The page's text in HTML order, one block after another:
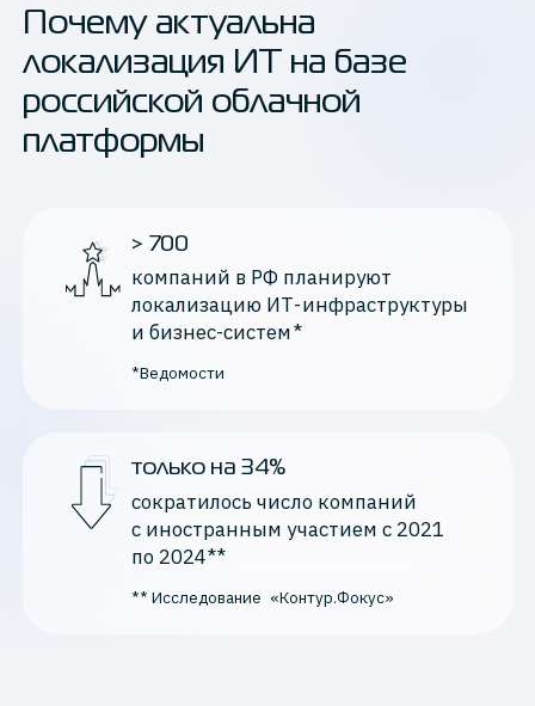
Почему актуальна
локализация ИТ на базе
российской облачной
платформы
> 700
компаний в РФ планируют
локализацию ИТ-инфраструктуры
и бизнес-систем*
*Ведомости
только на 34%
сократилось число компаний
с иностранным участием с 2021
по 2024**
** Исследование  «Контур.Фокус»